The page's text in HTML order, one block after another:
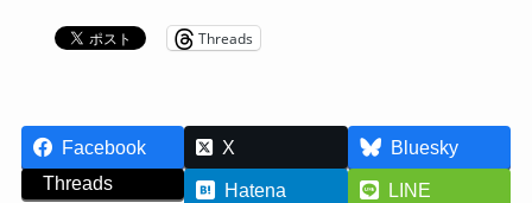
Threads
Facebook X
Bluesky
Threads
Hatena
LINE